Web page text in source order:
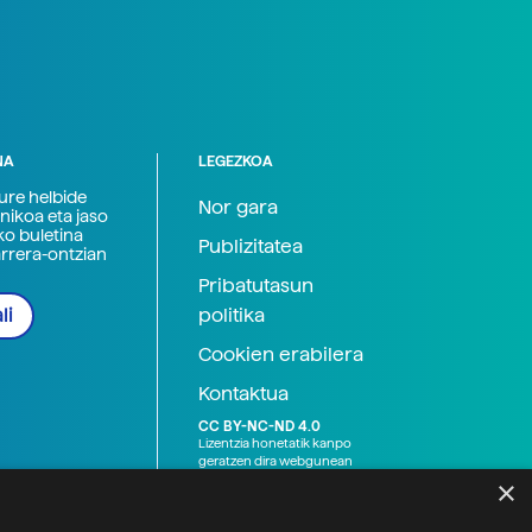
helbide
eta jaso
buletina
ontzian
LEGEZKOA
Nor gara
Publizitatea
Pribatutasun
politika
Cookien erabilera
Kontaktua
CC BY-NC-ND 4.0
Lizentzia honetatik kanpo
geratzen dira webgunean
×